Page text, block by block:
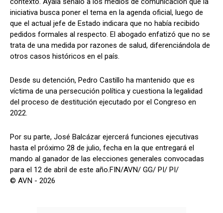
iniciativa busca poner el tema en la agenda oficial, luego de
que el actual jefe de Estado indicara que no había recibido
pedidos formales al respecto. El abogado enfatizó que no se
trata de una medida por razones de salud, diferenciándola de
otros casos históricos en el país.
Desde su detención, Pedro Castillo ha mantenido que es
víctima de una persecución política y cuestiona la legalidad
del proceso de destitución ejecutado por el Congreso en
2022.
Por su parte, José Balcázar ejercerá funciones ejecutivas
hasta el próximo 28 de julio, fecha en la que entregará el
mando al ganador de las elecciones generales convocadas
para el 12 de abril de este año.FIN/AVN/ GG/ PI/ PI/
© AVN - 2026